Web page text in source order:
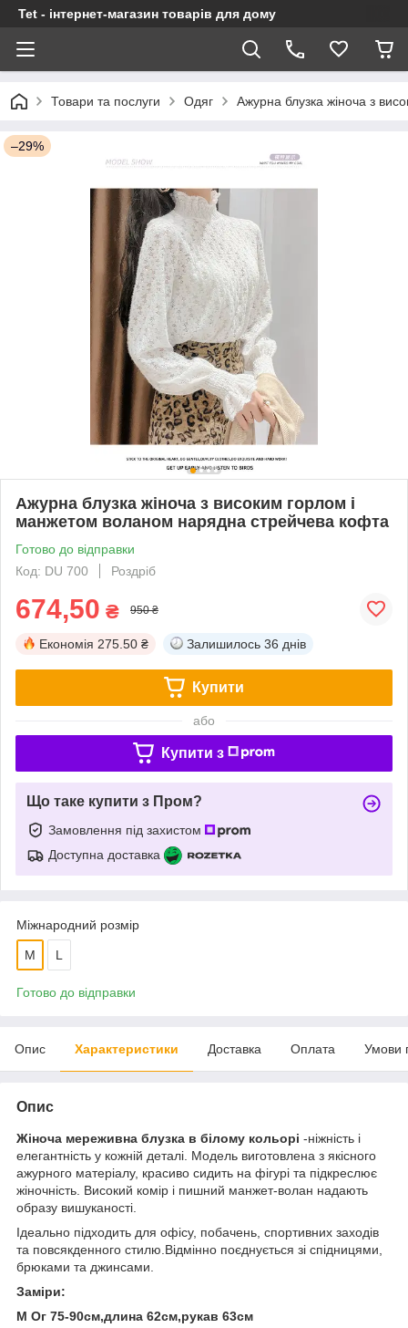
Tet - інтернет-магазин товарів для дому
Товари та послуги Одяг Ажурна блузка жіноча з
–29%
Ажурна блузка жіноча з високим горлом і
манжетом воланом нарядна стрейчева кофта
Готово до відправки
Код: DU 700
Роздріб
674,50 ₴ 950 ₴
Економія 275.50 ₴ Залишилось 36 днів
Купити
або
Купити з
Що таке купити з Пром?
Замовлення під захистом
Доступна доставка
Міжнародний розмір
M L
Готово до відправки
Опис Характеристики Доставка Оплата Умови
Опис
Жіноча мереживна блузка в білому кольорі -ніжність і
елегантність у кожній деталі. Модель виготовлена з якісного
ажурного матеріалу, красиво сидить на фігурі та підкреслює
жіночність. Високий комір і пишний манжет-волан надають
образу вишуканості.
Ідеально підходить для офісу, побачень, спортивних заходів
та повсякденного стилю.Відмінно поєднується зі спідницями,
брюками та джинсами.
Заміри:
М Ог 75-90см,длина 62см,рукав 63см